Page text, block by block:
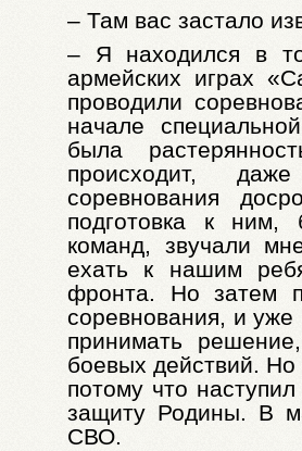
– Там вас застало
– Я находился в
армейских играх
проводили
начале
была
происходит,
соревнования
подготовка к ним,
команд, звучали
ехать к нашим
фронта. Но затем
соревнования, и уже
принимать
боевых действий. Но
потому что
защиту Родины. В
СВО.